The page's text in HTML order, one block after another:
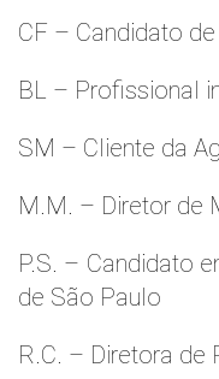
CF – Candidato
BL – Profissional
SM – Cliente da
M.M. – Diretor de
P.S. – Candidato
de São Paulo
R.C. – Diretora de